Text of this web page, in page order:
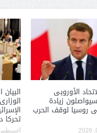
الأوروبى
زيادة
روسيا لوقف الحرب
تحركا
أغسطس 05,